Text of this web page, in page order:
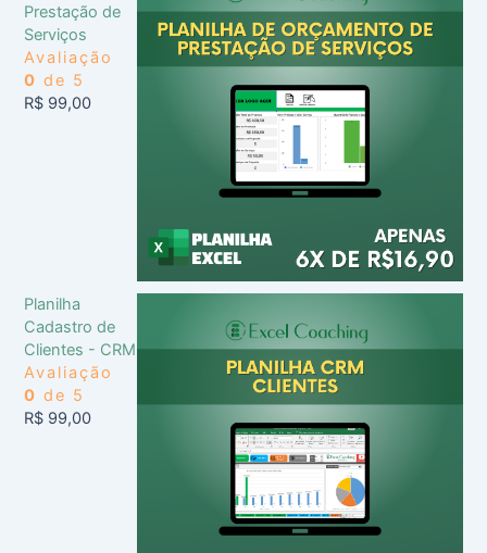
Prestação de
Serviços
Avaliação
0 de 5
R$ 99,00
Planilha
Cadastro de
Clientes - CRM
Avaliação
0 de 5
R$ 99,00